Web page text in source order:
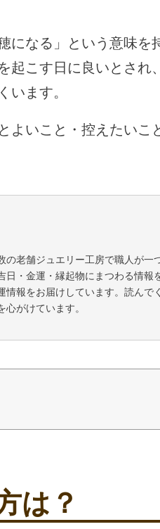
なる」という意味を
起こす日に良いとされ
います。
よいこと・控えたいこ
の老舗ジュエリー工房で職人が一
日・金運・縁起物にまつわる情報
報をお届けしています。読んで
がけています。
は？